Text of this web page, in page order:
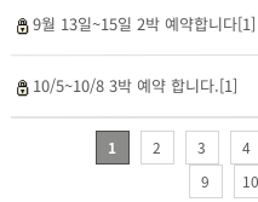
9월 13일~15일 2박 예약합니다[1]
10/5~10/8 3박 예약 합니다.[1]
1 2 3 4
9
10